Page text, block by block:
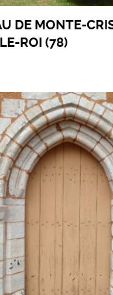
DE MONTE-
ROI (78)